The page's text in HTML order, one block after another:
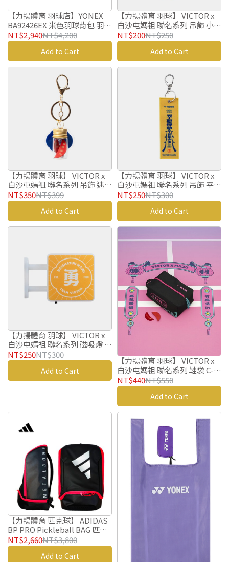
【力揚體育 羽球店】YONEX
BA92426EX 米色羽球背包 羽球
後背包 羽球拍拍袋 羽球袋 羽球
包 羽球背袋
NT$2,940NT$4,200
Add to Cart
【力揚體育 羽球】 VICTOR x
白沙屯媽祖 聯名系列 吊飾 小神
衣 C-P00BMZ2604 C
NT$200NT$250
Add to Cart
【力揚體育 羽球】 VICTOR x
白沙屯媽祖 聯名系列 吊飾 迷你
擲筊組 C-P00BMZ2603 D
NT$350NT$399
Add to Cart
【力揚體育 羽球】 VICTOR x
白沙屯媽祖 聯名系列 吊飾 平安
符令 C-P00BMZ2602 E
NT$250NT$300
Add to Cart
【力揚體育 羽球】 VICTOR x
白沙屯媽祖 聯名系列 磁吸燈 C-
P00BMZ2601 E 招牌小燈
NT$250NT$300
Add to Cart
【力揚體育 羽球】 VICTOR x
白沙屯媽祖 聯名系列 鞋袋 C-
BG1317BMZ C
NT$440NT$550
Add to Cart
【力揚體育 匹克球】 ADIDAS
BP PRO Pickleball BAG 匹克
球拍袋 匹克球拍包 匹克球背包
匹克球拍袋 匹克球後背包
NT$2,660NT$3,800
Add to Cart